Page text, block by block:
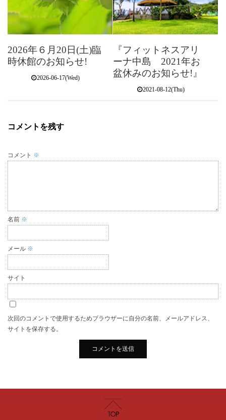
2026年６月20日(土)臨
時休館のお知らせ!
2026-06-17(Wed)
『フィットネスアリ
ーナ中島 2021年お
盆休みのお知らせ!』
2021-08-12(Thu)
コメントを残す
コメント ※
名前 ※
メール ※
サイト
次回のコメントで使用するためブラウザーに自分の名前、メールアドレス、
サイトを保存する。